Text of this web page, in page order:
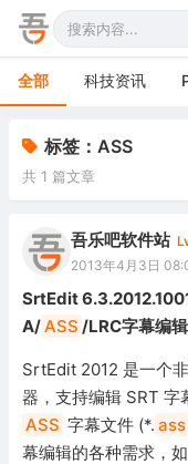
全部 科技资讯
办公软件
网络软件
图形图像
游戏娱乐
安全防御
系统下载
手机软件
电视软件
车机软件
标签：ASS
共 1 篇文章
吾乐吧软件站
2013年4月3日
SrtEdit
A/ASS /LRC字幕编辑
SrtEdit 2012 是一个
器，支持编辑 SRT 字
ASS 字幕文件 (*. ass
幕编辑的各种需求，